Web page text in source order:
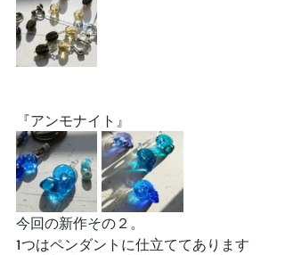
『アンモナイト』
今回の新作その２。
1つはペンダントに仕立ててあります